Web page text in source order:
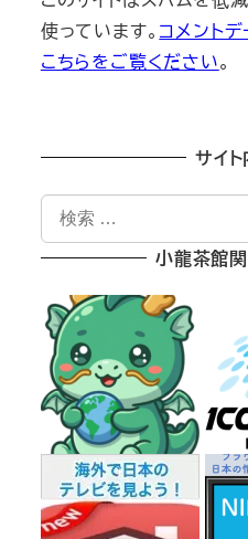
使っています。 コメント
こちらをご覧ください。
サイ
検
索
小龍茶館